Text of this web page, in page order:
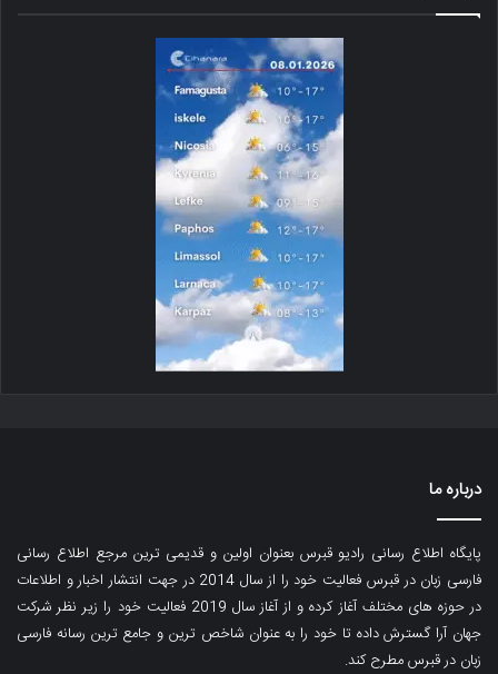
درباره ما
پایگاه اطلاع رسانی رادیو قبرس بعنوان اولین و قدیمی ترین مرجع اطلاع رسانی
فارسی زبان در قبرس فعالیت خود را از سال 2014 در جهت انتشار اخبار و اطلاعات
در حوزه های مختلف آغاز کرده و از آغاز سال 2019 فعالیت خود را زیر نظر شرکت
جهان آرا گسترش داده تا خود را به عنوان شاخص ترین و جامع ترین رسانه فارسی
زبان در قبرس مطرح کند.